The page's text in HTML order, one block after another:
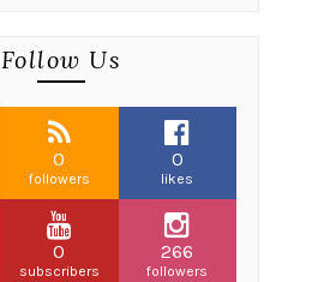
Follow Us
0
followers
0
likes
0
subscribers
266
followers